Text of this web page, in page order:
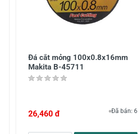
Đá cắt mỏng 100x0.8x16mm
Makita B-45711
26,460 đ Đã bán: 6